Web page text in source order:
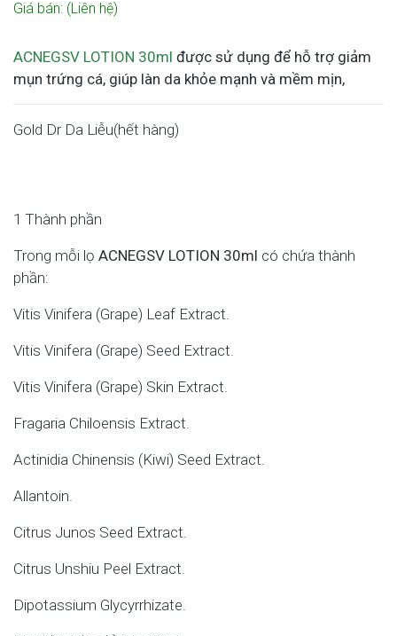
Giá bán: (Liên hệ)
ACNEGSV LOTION 30ml được sử dụng để hỗ trợ giảm
mụn trứng cá, giúp làn da khỏe mạnh và mềm mịn,
Gold Dr Da Liễu(hết hàng)
1 Thành phần
Trong mỗi lọ ACNEGSV LOTION 30ml có chứa thành
phần:
Vitis Vinifera (Grape) Leaf Extract.
Vitis Vinifera (Grape) Seed Extract.
Vitis Vinifera (Grape) Skin Extract.
Fragaria Chiloensis Extract.
Actinidia Chinensis (Kiwi) Seed Extract.
Allantoin.
Citrus Junos Seed Extract.
Citrus Unshiu Peel Extract.
Dipotassium Glycyrrhizate.